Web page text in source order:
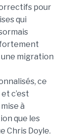
pour
qui
fortement
migration
ce
c’est
à
que les
Chris Doyle.